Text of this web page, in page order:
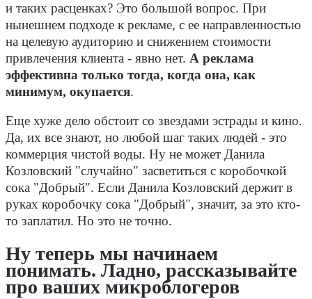
и таких расценках? Это большой вопрос. При
нынешнем подходе к рекламе, с ее направленностью
на целевую аудиторию и снижением стоимости
привлечения клиента - явно нет. А реклама
эффективна только тогда, когда она, как
минимум, окупается.
Еще хуже дело обстоит со звездами эстрады и кино.
Да, их все знают, но любой шаг таких людей - это
коммерция чистой воды. Ну не может Данила
Козловский "случайно" засветиться с коробочкой
сока "Добрый". Если Данила Козловский держит в
руках коробочку сока "Добрый", значит, за это кто-
то заплатил. Но это не точно.
Ну теперь мы начинаем
понимать. Ладно, рассказывайте
про ваших микроблогеров